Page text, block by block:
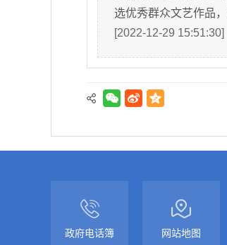
选优秀群众文艺作品
[2022-12-29 15:51:30]
政府电话簿 网站地图